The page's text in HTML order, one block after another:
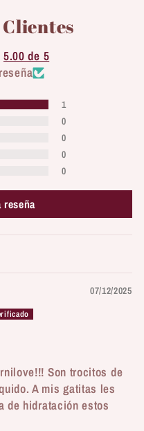
Clientes
5.00 de 5
1
0
0
0
0
07/12/2025
Son trocitos de
A mis gatitas les
de hidratación estos